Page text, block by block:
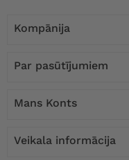
Kompānija
Par pasūtījumiem
Mans Konts
Veikala informācija